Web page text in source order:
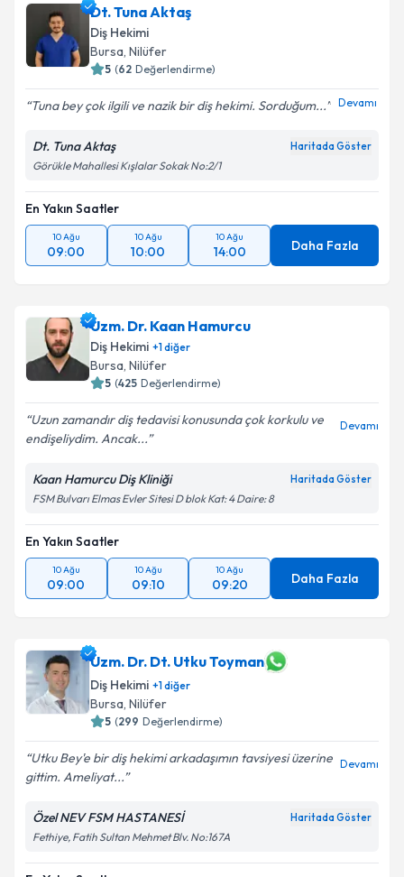
Dt. Tuna Aktaş
Diş Hekimi
Bursa, Nilüfer
5 (62 Değerlendirme)
Tuna bey çok ilgili ve nazik bir diş hekimi. Sorduğum... Devamı
Dt. Tuna Aktaş Haritada Göster
Görükle Mahallesi Kışlalar Sokak No:2/1
En Yakın Saatler
10 Ağu
09:00
10 Ağu
10:00
10 Ağu
14:00 Daha Fazla
Uzm. Dr. Kaan Hamurcu
Diş Hekimi +1diğer
Bursa, Nilüfer
5 (425 Değerlendirme)
Uzun zamandır diş tedavisi konusunda çok korkulu ve
endişeliydim. Ancak...
Devamı
Kaan Hamurcu Diş Kliniği Haritada Göster
FSM Bulvarı Elmas Evler Sitesi D blok Kat: 4 Daire: 8
En Yakın Saatler
10 Ağu
09:00
10 Ağu
09:10
10 Ağu
09:20 Daha Fazla
Uzm. Dr. Dt. Utku Toyman
Diş Hekimi +1diğer
Bursa, Nilüfer
5 (299 Değerlendirme)
Utku Bey'e bir diş hekimi arkadaşımın tavsiyesi üzerine
gittim. Ameliyat...
Devamı
Özel NEV FSM HASTANESİ Haritada Göster
Fethiye, Fatih Sultan Mehmet Blv. No:167A